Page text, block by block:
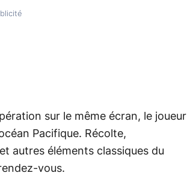
sur le même écran, le joueur
Pacifique. Récolte,
autres éléments classiques du
vous.